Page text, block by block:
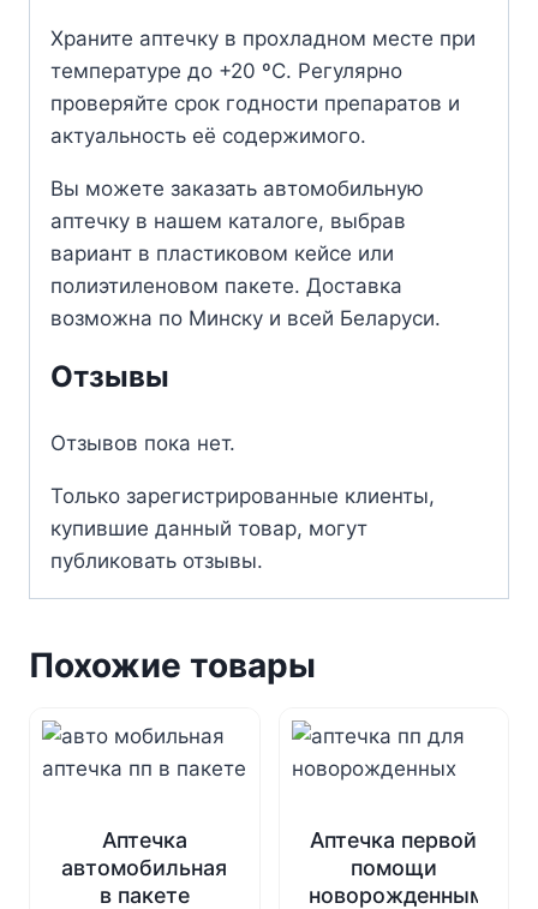
Храните аптечку в прохладном месте при
температуре до +20 ºС. Регулярно
проверяйте срок годности препаратов и
актуальность её содержимого.
Вы можете заказать автомобильную
аптечку в нашем каталоге, выбрав
вариант в пластиковом кейсе или
полиэтиленовом пакете. Доставка
возможна по Минску и всей Беларуси.
Отзывы
Отзывов пока нет.
Только зарегистрированные клиенты,
купившие данный товар, могут
публиковать отзывы.
Похожие товары
Аптечка
автомобильная
в пакете
Аптечка первой
помощи
новорожденным